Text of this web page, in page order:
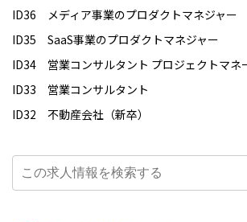
ID36 メディア事業のプロダクトマネジャー
ID35 SaaS事業のプロダクトマネジャー
ID34 営業コンサルタント プロジェクトマネ
ID33 営業コンサルタント
ID32 不動産会社（新卒）